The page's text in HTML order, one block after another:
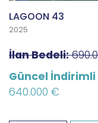
LAGOON 43
2025
İlan Bedeli:
Güncel İndirimli
640.000 €